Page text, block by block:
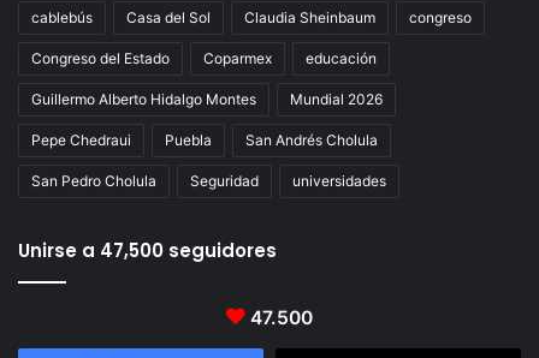
cablebús Casa del Sol Claudia Sheinbaum congreso
Congreso del Estado Coparmex educación
Guillermo Alberto Hidalgo Montes Mundial 2026
Pepe Chedraui Puebla San Andrés Cholula
San Pedro Cholula Seguridad universidades
Unirse a 47,500 seguidores
47.500